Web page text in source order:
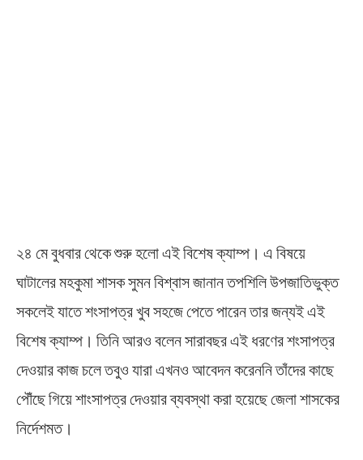
২৪ মে বুধবার থেকে শুরু হলো এই বিশেষ ক্যাম্প। এ বিষয়ে
ঘাটালের মহকুমা শাসক সুমন বিশ্বাস জানান তপশিলি উপজাতিভুক্ত
সকলেই যাতে শংসাপত্র খুব সহজে পেতে পারেন তার জন্যই এই
বিশেষ ক্যাম্প। তিনি আরও বলেন সারাবছর এই ধরণের শংসাপত্র
দেওয়ার কাজ চলে তবুও যারা এখনও আবেদন করেননি তাঁদের কাছে
পৌঁছে গিয়ে শাংসাপত্র দেওয়ার ব্যবস্থা করা হয়েছে জেলা শাসকের
নির্দেশমত।